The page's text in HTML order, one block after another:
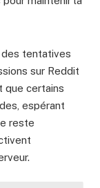
tentatives
sur Reddit
que certains
espérant
reste